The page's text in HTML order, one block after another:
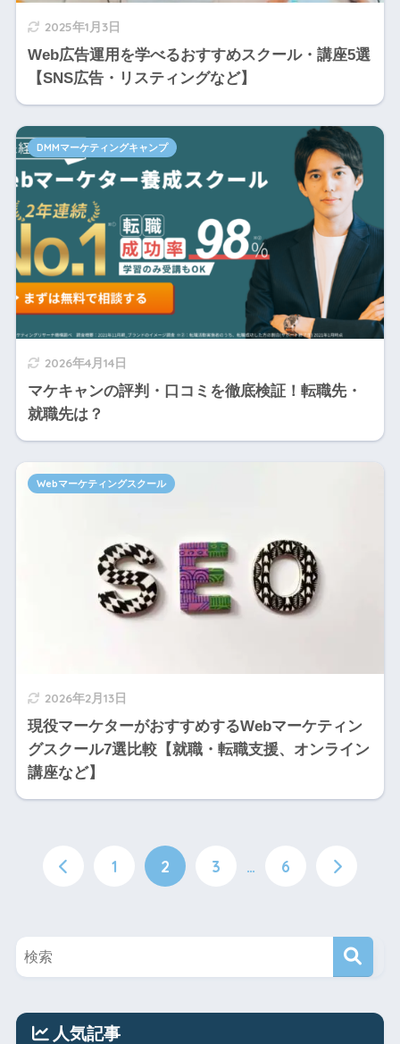
2025年1月3日
Web広告運用を学べるおすすめスクール・講座5選
【SNS広告・リスティングなど】
2026年4月14日
マケキャンの評判・口コミを徹底検証！転職先・
就職先は？
DMMマーケティングキャンプ
2026年2月13日
現役マーケターがおすすめするWebマーケティン
グスクール7選比較【就職・転職支援、オンライン
講座など】
Webマーケティングスクール
1 2 3 … 6
人気記事